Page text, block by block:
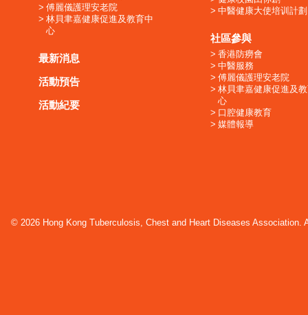
傅麗儀護理安老院
林貝聿嘉健康促進及教育中
心
最新消息
活動預告
活動紀要
中醫健康大使培训計劃
社區參與
香港防癆會
中醫服務
傅麗儀護理安老院
林貝聿嘉健康促進及
心
口腔健康教育
媒體報導
© 2026 Hong Kong Tuberculosis, Chest and Heart Diseases Association.